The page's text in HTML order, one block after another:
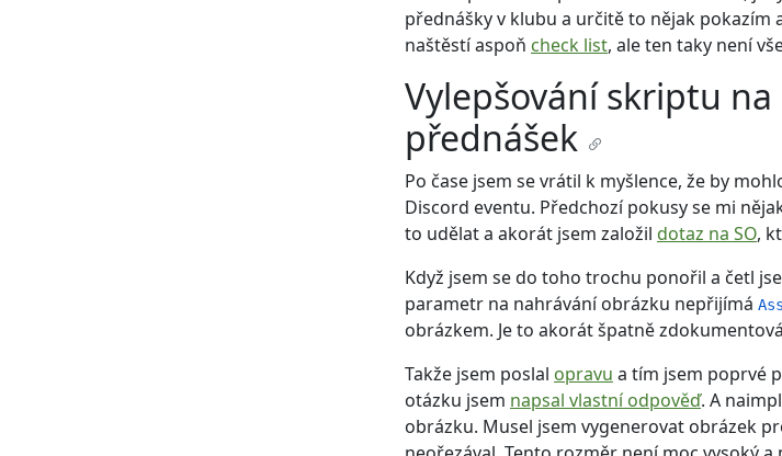
přednášky v klubu a určitě to nějak pokazím
naštěstí aspoň check list, ale ten taky není
Vylepšování skriptu
přednášek
Po čase jsem se vrátil k myšlence, že by
Discord eventu. Předchozí pokusy se mi
to udělat a akorát jsem založil dotaz na SO,
Když jsem se do toho trochu ponořil a četl
parametr na nahrávání obrázku nepřijímá
obrázkem. Je to akorát špatně
Takže jsem poslal opravu a tím jsem poprvé
otázku jsem napsal vlastní odpověď. A
obrázku. Musel jsem vygenerovat obrázek